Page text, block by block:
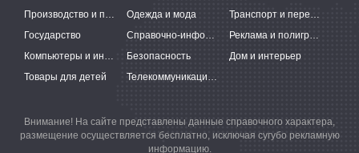
Производство и поставки
Одежда и мода
Транспорт и перевозки
Государство
Справочно-информационные системы
Реклама и полиграфия
Компьютеры и интернет
Безопасность
Дом и интерьер
Товары для детей
Телекоммуникации и связь
Внимание! На сайте представлены данные справочного характера,
размещение осуществляется бесплатно, исключая сугубо рекламную
информацию.